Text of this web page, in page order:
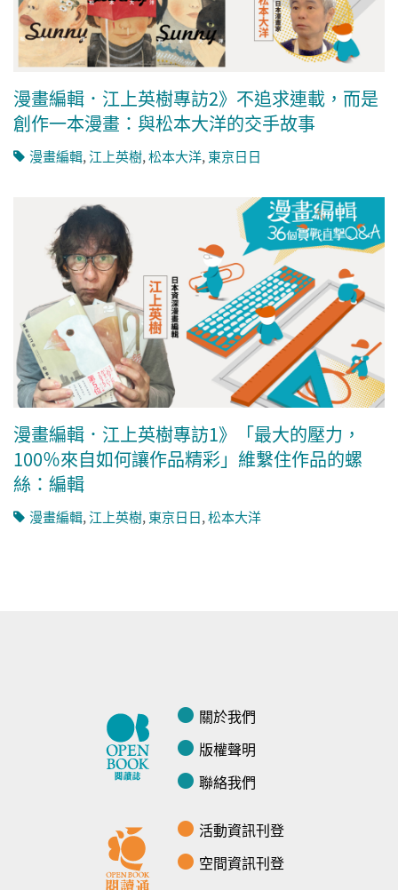
漫畫編輯．江上英樹專訪2》不追求連載，而是
創作一本漫畫：與松本大洋的交手故事
漫畫編輯,江上英樹,松本大洋,東京日日
漫畫編輯．江上英樹專訪1》「最大的壓力，
100％來自如何讓作品精彩」維繫住作品的螺
絲：編輯
漫畫編輯,江上英樹, 東京日日,松本大洋
關於我們
版權聲明
聯絡我們
活動資訊刊登
空間資訊刊登